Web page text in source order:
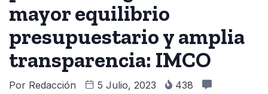
mayor equilibrio
presupuestario y amplia
transparencia: IMCO
Por Redacción 5 Julio, 2023
438